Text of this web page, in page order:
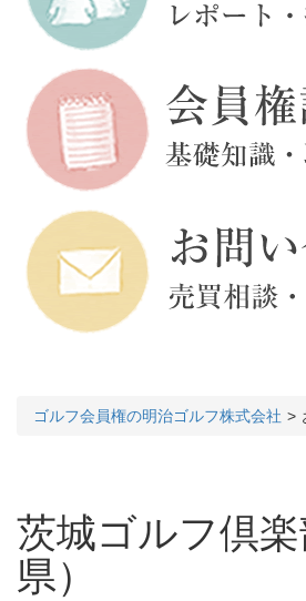
ゴルフ会員権の明治ゴルフ株式会社
茨城ゴルフ倶
県）